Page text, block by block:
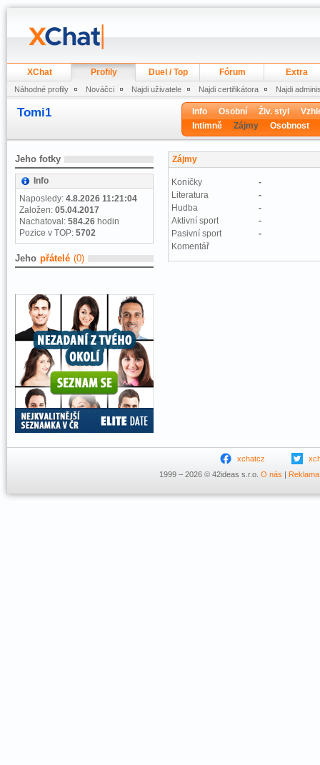
XChat Profily Duel / Top Fórum Extra
Náhodné profily Nováčci Najdi uživatele Najdi certifikátora Najdi
Tomi1 Info Osobní Živ. styl
Intimně
Zájmy Osobnost
Jeho fotky
Info
Naposledy: 4.8.2026 11:21:04
Založen: 05.04.2017
Nachatoval: 584.26 hodin
Pozice v TOP: 5702
Jeho přátelé (0)
Zájmy
Koníčky
-
Literatura
-
Hudba
-
Aktivní sport
-
Pasivní sport
-
Komentář
xchatcz
1999 – 2026 © 42ideas s.r.o. O nás | Reklama